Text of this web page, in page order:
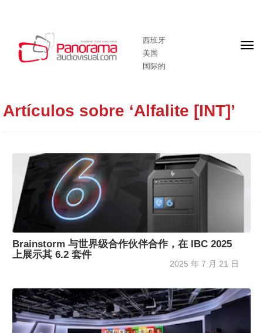
西班牙
美国
国际的
头
Artículos sobre ‘Alfalite [INT]’
Brainstorm 与世界级合作伙伴合作，在 IBC 2025
上展示其 6.2 套件
2025 年 7 月 21 日